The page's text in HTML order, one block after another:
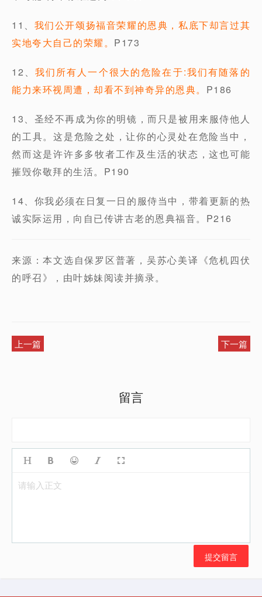
11、 我们公开颂扬福音荣耀的恩典，私底下却言过其
实地夸大自己的荣耀。 P173
12、 我们所有人一个很大的危险在于:我们有随落的
能力来环视周遭，却看不到神奇异的恩典。 P186
13、圣经不再成为你的明镜，而只是被用来服侍他人
的工具。这是危险之处，让你的心灵处在危险当中，
然而这是许许多多牧者工作及生活的状态，这也可能
摧毁你敬拜的生活。P190
14、你我必须在日复一日的服侍当中，带着更新的热
诚实际运用，向自已传讲古老的恩典福音。P216
来源：本文选自保罗区普著，吴苏心美译《危机四伏
的呼召》，由叶姊妹阅读并摘录。
上一篇 下一篇
留言
请输入正文
提交留言